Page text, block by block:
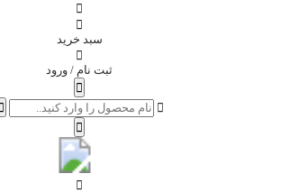
سبد خرید
ثبت نام / ورود